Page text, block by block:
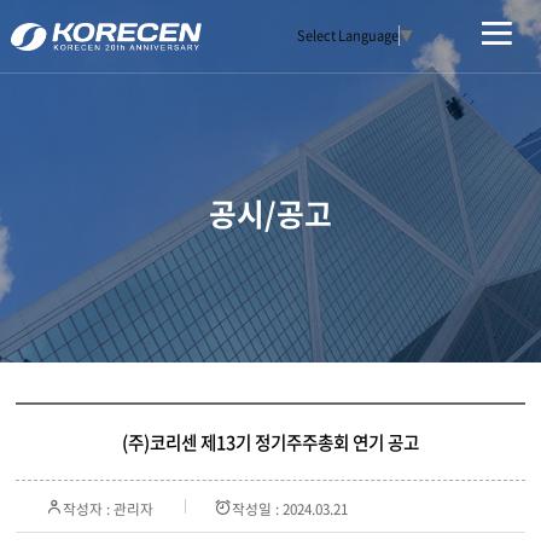
Select Language▼
공시/공고
(주)코리센 제13기 정기주주총회 연기 공고
작성자 : 관리자 작성일 : 2024.03.21